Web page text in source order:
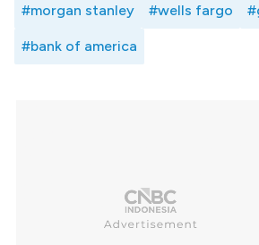
#morgan stanley #wells fargo
#bank of america